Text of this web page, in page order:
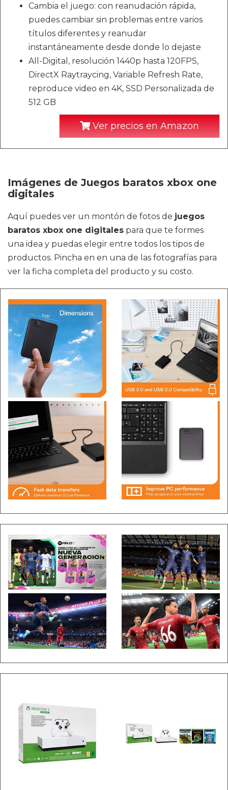
Cambia el juego: con reanudación rápida,
puedes cambiar sin problemas entre varios
títulos diferentes y reanudar
instantáneamente desde donde lo dejaste
All-Digital, resolución 1440p hasta 120FPS,
DirectX Raytraycing, Variable Refresh Rate,
reproduce video en 4K, SSD Personalizada de
512 GB
Ver precios en Amazon
Imágenes de Juegos baratos xbox one
digitales
Aquí puedes ver un montón de fotos de juegos
baratos xbox one digitales para que te formes
una idea y puedas elegir entre todos los tipos de
productos. Pincha en en una de las fotografías para
ver la ficha completa del producto y su costo.